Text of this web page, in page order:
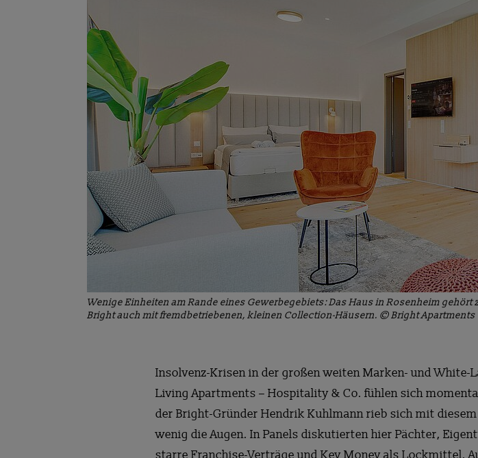
Wenige Einheiten am Rande eines Gewerbegebiets: Das Haus in Rosenheim
Bright auch mit fremdbetriebenen, kleinen Collection-Häusern. © Bright Apartments
Insolvenz-Krisen in der großen weiten Marken- und
Living Apartments – Hospitality & Co. fühlen sich
der Bright-Gründer Hendrik Kuhlmann rieb sich mit
wenig die Augen. In Panels diskutierten hier Pächter,
starre Franchise-Verträge und Key Money als Lockmittel.